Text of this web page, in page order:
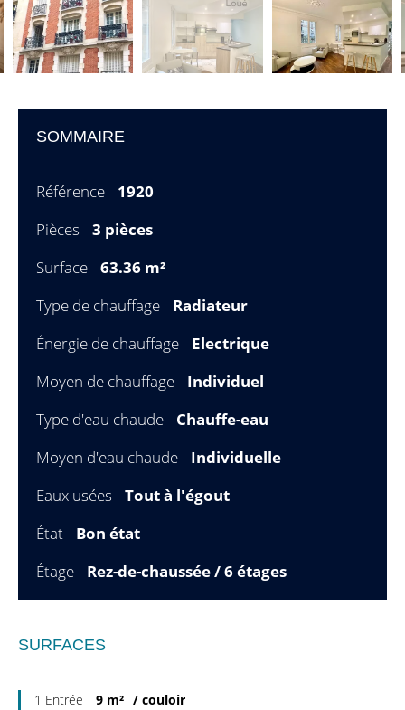
SOMMAIRE
Référence
1920
Pièces
3 pièces
Surface
63.36 m²
Type de chauffage
Radiateur
Énergie de chauffage
Electrique
Moyen de chauffage
Individuel
Type d'eau chaude
Chauffe-eau
Moyen d'eau chaude
Individuelle
Eaux usées
Tout à l'égout
État
Bon état
Étage
Rez-de-chaussée / 6 étages
SURFACES
1 Entrée 9 m² / couloir